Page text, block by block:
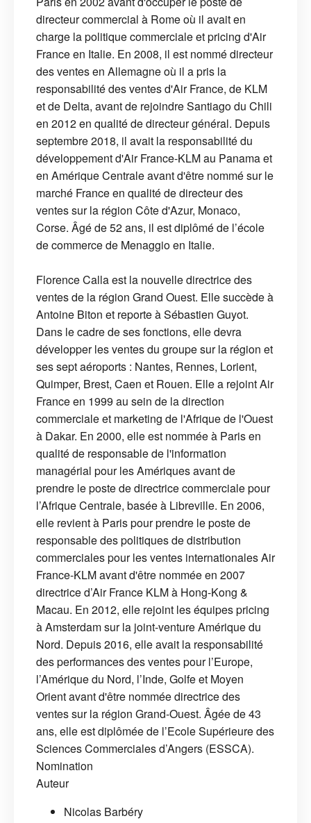
directeur commercial à Rome où il avait en
charge la politique commerciale et pricing d'Air
France en Italie. En 2008, il est nommé directeur
des ventes en Allemagne où il a pris la
responsabilité des ventes d'Air France, de KLM
et de Delta, avant de rejoindre Santiago du Chili
en 2012 en qualité de directeur général. Depuis
septembre 2018, il avait la responsabilité du
développement d'Air France-KLM au Panama et
en Amérique Centrale avant d'être nommé sur le
marché France en qualité de directeur des
ventes sur la région Côte d'Azur, Monaco,
Corse. Âgé de 52 ans, il est diplômé de l’école
de commerce de Menaggio en Italie.
Florence Calla est la nouvelle directrice des
ventes de la région Grand Ouest. Elle succède à
Antoine Biton et reporte à Sébastien Guyot.
Dans le cadre de ses fonctions, elle devra
développer les ventes du groupe sur la région et
ses sept aéroports : Nantes, Rennes, Lorient,
Quimper, Brest, Caen et Rouen. Elle a rejoint Air
France en 1999 au sein de la direction
commerciale et marketing de l'Afrique de l'Ouest
à Dakar. En 2000, elle est nommée à Paris en
qualité de responsable de l'information
managérial pour les Amériques avant de
prendre le poste de directrice commerciale pour
l’Afrique Centrale, basée à Libreville. En 2006,
elle revient à Paris pour prendre le poste de
responsable des politiques de distribution
commerciales pour les ventes internationales Air
France-KLM avant d'être nommée en 2007
directrice d’Air France KLM à Hong-Kong &
Macau. En 2012, elle rejoint les équipes pricing
à Amsterdam sur la joint-venture Amérique du
Nord. Depuis 2016, elle avait la responsabilité
des performances des ventes pour l’Europe,
l’Amérique du Nord, l’Inde, Golfe et Moyen
Orient avant d'être nommée directrice des
ventes sur la région Grand-Ouest. Âgée de 43
ans, elle est diplômée de l’Ecole Supérieure des
Sciences Commerciales d’Angers (ESSCA).
Nomination
Auteur
Nicolas Barbéry